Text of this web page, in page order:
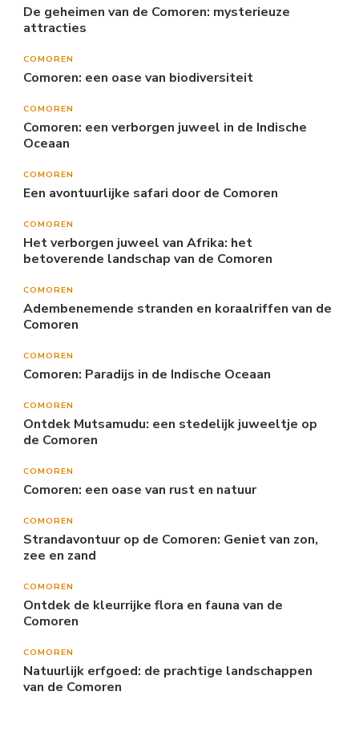
De geheimen van de Comoren: mysterieuze
attracties
COMOREN
Comoren: een oase van biodiversiteit
COMOREN
Comoren: een verborgen juweel in de Indische
Oceaan
COMOREN
Een avontuurlijke safari door de Comoren
COMOREN
Het verborgen juweel van Afrika: het
betoverende landschap van de Comoren
COMOREN
Adembenemende stranden en koraalriffen van de
Comoren
COMOREN
Comoren: Paradijs in de Indische Oceaan
COMOREN
Ontdek Mutsamudu: een stedelijk juweeltje op
de Comoren
COMOREN
Comoren: een oase van rust en natuur
COMOREN
Strandavontuur op de Comoren: Geniet van zon,
zee en zand
COMOREN
Ontdek de kleurrijke flora en fauna van de
Comoren
COMOREN
Natuurlijk erfgoed: de prachtige landschappen
van de Comoren